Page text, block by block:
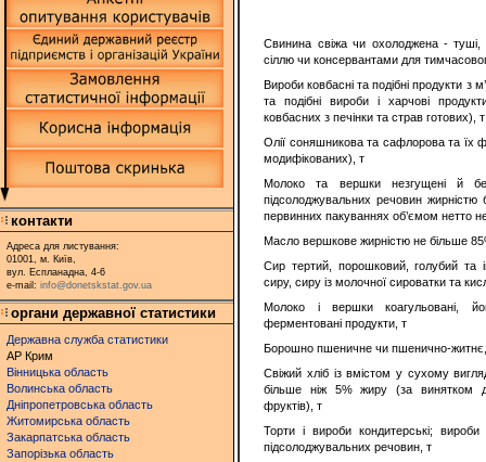
контакти
Адреса для листування:
01001, м. Київ,
вул. Еспланадна, 4-6
e-mail: info@donetskstat.gov.ua
органи державної статистики
Державна служба статистики
АР Крим
Вінницька область
Волинська область
Дніпропетровська область
Житомирська область
Закарпатська область
Запорізька область
Свинина свіжа чи охолоджена - туші,
сіллю чи консервантами для
Вироби ковбасні та подібні продукти з
та подібні вироби і харчові
ковбасних з печінки та страв готових), т
Олії соняшникова та сафлорова та їх
модифікованих), т
Молоко та вершки незгущені й
підсолоджувальних речовин
первинних пакуваннях об’ємом нетто
Масло вершкове жирністю не більше
Сир тертий, порошковий, голубий та
сиру, сиру із молочної сироватки та
Молоко і вершки коагульовані,
ферментовані продукти, т
Борошно пшеничне чи пшенично-
Свіжий хліб із вмістом у сухому
більше ніж 5% жиру (за винятком
фруктів), т
Торти і вироби кондитерські; вироби
підсолоджувальних речовин, т